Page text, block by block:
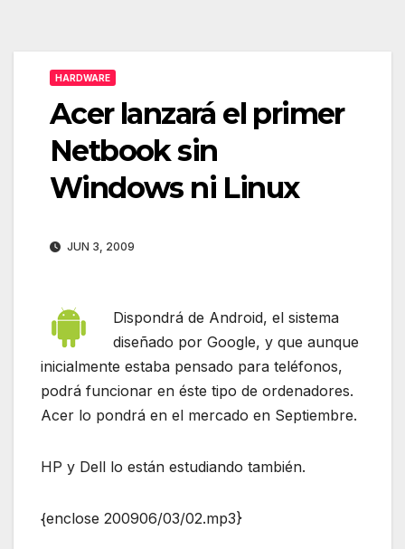
HARDWARE
Acer lanzará el primer
Netbook sin
Windows ni Linux
JUN 3, 2009
Dispondrá de Android, el sistema
diseñado por Google, y que aunque
inicialmente estaba pensado para teléfonos,
podrá funcionar en éste tipo de ordenadores.
Acer lo pondrá en el mercado en Septiembre.
HP y Dell lo están estudiando también.
{enclose 200906/03/02.mp3}